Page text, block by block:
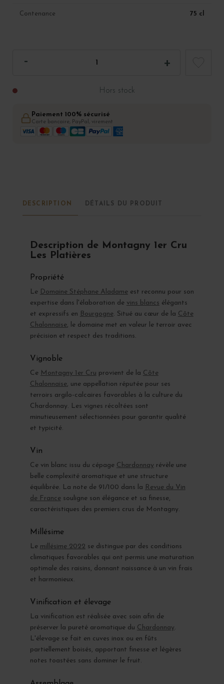
Contenance 75 cl
Hors stock
Paiement 100% sécurisé
Carte bancaire, PayPal, virement
DESCRIPTION DÉTAILS DU PRODUIT
Description de Montagny 1er Cru
Les Platières
Propriété
Le Domaine Stéphane Aladame est reconnu pour son
expertise dans l'élaboration de vins blancs élégants
et expressifs en Bourgogne. Situé au cœur de la Côte
Chalonnaise, le domaine met en valeur le terroir avec
précision et respect des traditions.
Vignoble
Ce Montagny 1er Cru provient de la Côte
Chalonnaise, une appellation réputée pour ses
terroirs argilo-calcaires favorables à la culture du
Chardonnay. Les vignes récoltées sont
minutieusement sélectionnées pour garantir qualité
et typicité.
Vin
Ce vin blanc issu du cépage Chardonnay révèle une
belle complexité aromatique et une structure
équilibrée. La note de 91/100 dans la Revue du Vin
de France souligne son élégance et sa finesse,
caractéristiques des premiers crus de Montagny.
Millésime
Le millésime 2022 se distingue par des conditions
climatiques favorables qui ont permis une maturation
optimale des raisins, donnant naissance à un vin frais
et harmonieux.
Vinification et élevage
La vinification est réalisée avec soin afin de
préserver la pureté aromatique du Chardonnay.
L'élevage se fait en cuves inox ou en fûts
partiellement boisés, apportant finesse et légères
notes toastées sans dominer le fruit.